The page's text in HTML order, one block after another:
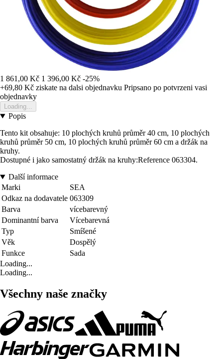
1 861,00 Kč 1 396,00 Kč -25%
+69,80 Kč ziskate na dalsi objednavku Pripsano po potvrzeni vasi
objednavky
Loading...
Popis
Tento kit obsahuje: 10 plochých kruhů průměr 40 cm, 10 plochých
kruhů průměr 50 cm, 10 plochých kruhů průměr 60 cm a držák na
kruhy.
Dostupné i jako samostatný držák na kruhy:Reference 063304.
Další informace
Marki
SEA
Odkaz na dodavatele 063309
Barva
vícebarevný
Dominantní barva
Vícebarevná
Typ
Smíšené
Věk
Dospělý
Funkce
Sada
Loading...
Loading...
Všechny naše značky